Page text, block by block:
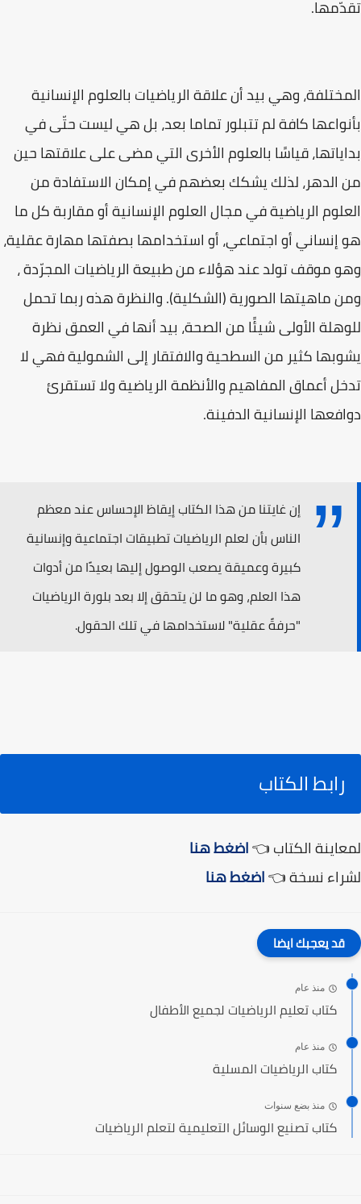
تقدّمها.
المختلفة، وهي بيد أن علاقة الرياضيات بالعلوم الإنسانية
بأنواعها كافة لم تتبلور تماما بعد، بل هي ليست حتّى في
بداياتها، قياسًا بالعلوم الأخرى التي مضى على علاقتها حين
من الدهر، لذلك يشكك بعضهم في إمكان الاستفادة من
العلوم الرياضية في مجال العلوم الإنسانية أو مقاربة كل ما
هو إنساني أو اجتماعي، أو استخدامها بصفتها مهارة عقلية،
وهو موقف تولد عند هؤلاء من طبيعة الرياضيات المجرّدة ،
ومن ماهيتها الصورية (الشكلية). والنظرة هذه ربما تحمل
للوهلة الأولى شيئًا من الصحة، بيد أنها في العمق نظرة
يشوبها كثير من السطحية والافتقار إلى الشمولية فهي لا
تدخل أعماق المفاهيم والأنظمة الرياضية ولا تستقرئ
دوافعها الإنسانية الدفينة.
إن غايتنا من هذا الكتاب إيقاظ الإحساس عند معظم
الناس بأن لعلم الرياضيات تطبيقات اجتماعية وإنسانية
كبيرة وعميقة يصعب الوصول إليها بعيدًا من أدوات
هذا العلم، وهو ما لن يتحقق إلا بعد بلورة الرياضيات
"حرفةً عقلية" لاستخدامها في تلك الحقول.
رابط الكتاب
لمعاينة الكتاب 👈اضغط هنا
لشراء نسخة 👈اضغط هنا
قد يعجبك ايضا
منذ عام
كتاب تعليم الرياضيات لجميع الأطفال
منذ عام
كتاب الرياضيات المسلية
منذ بضع سنوات
كتاب تصنيع الوسائل التعليمية لتعلم الرياضيات